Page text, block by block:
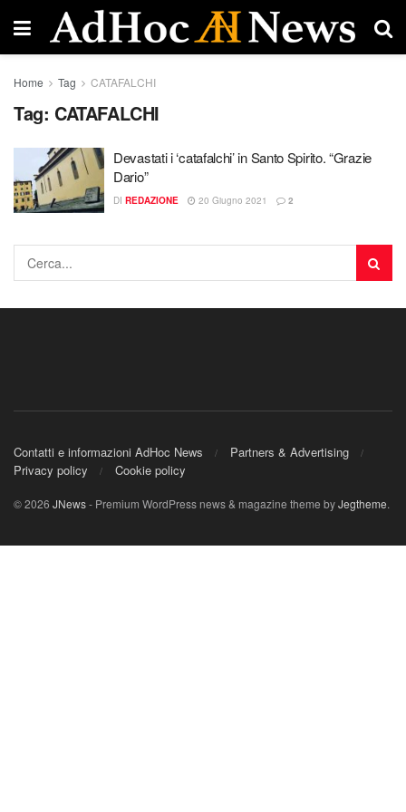
Home Tag CATAFALCHI
Tag: CATAFALCHI
Devastati i ‘catafalchi’ in Santo Spirito. “Grazie
Dario”
DI REDAZIONE 20 Giugno 2021 2
Contatti e informazioni AdHoc News
Partners & Advertising
Privacy policy
Cookie policy
© 2026 JNews- Premium WordPress news & magazine theme byJegtheme.